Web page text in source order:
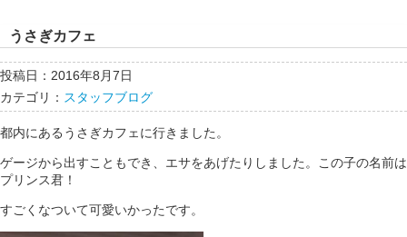
うさぎカフェ
投稿日：2016年8月7日
カテゴリ： スタッフブログ
都内にあるうさぎカフェに行きました。
ゲージから出すこともでき、エサをあげたりしました。この子の名前は
プリンス君！
すごくなついて可愛いかったです。